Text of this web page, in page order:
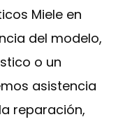
Miele en
del modelo,
o un
asistencia
reparación,